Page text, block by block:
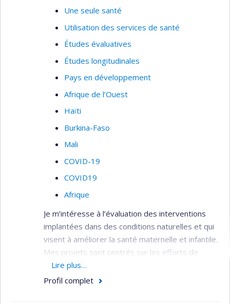
Une seule santé
Utilisation des services de santé
Études évaluatives
Études longitudinales
Pays en développement
Afrique de l’Ouest
Haïti
Burkina-Faso
Mali
COVID-19
COVID19
Afrique
Je m’intéresse à l’évaluation des interventions
implantées dans des conditions naturelles et qui
visent à améliorer la santé maternelle et infantile.
Mes projets sont centrés sur les efforts de
contrôle et d'élimination du paludisme (malaria),
ainsi que sur les politiques pour améliorer la
Lire plus…
Profil complet